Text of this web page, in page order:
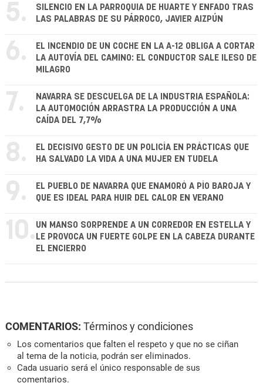
5.
SILENCIO EN LA PARROQUIA DE HUARTE Y ENFADO TRAS
LAS PALABRAS DE SU PÁRROCO, JAVIER AIZPÚN
6.
EL INCENDIO DE UN COCHE EN LA A-12 OBLIGA A CORTAR
LA AUTOVÍA DEL CAMINO: EL CONDUCTOR SALE ILESO DE
MILAGRO
7.
NAVARRA SE DESCUELGA DE LA INDUSTRIA ESPAÑOLA:
LA AUTOMOCIÓN ARRASTRA LA PRODUCCIÓN A UNA
CAÍDA DEL 7,7%
8.
EL DECISIVO GESTO DE UN POLICÍA EN PRÁCTICAS QUE
HA SALVADO LA VIDA A UNA MUJER EN TUDELA
9.
EL PUEBLO DE NAVARRA QUE ENAMORÓ A PÍO BAROJA Y
QUE ES IDEAL PARA HUIR DEL CALOR EN VERANO
10. UN MANSO SORPRENDE A UN CORREDOR EN ESTELLA Y
LE PROVOCA UN FUERTE GOLPE EN LA CABEZA DURANTE
EL ENCIERRO
COMENTARIOS: Términos y condiciones
Los comentarios que falten el respeto y que no se ciñan
al tema de la noticia, podrán ser eliminados.
Cada usuario será el único responsable de sus
comentarios.